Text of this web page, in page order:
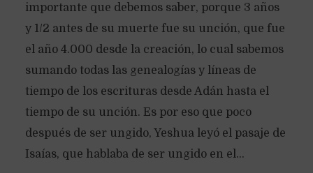
importante que debemos saber, porque 3 años
y 1/2 antes de su muerte fue su unción, que fue
el año 4.000 desde la creación, lo cual sabemos
sumando todas las genealogías y líneas de
tiempo de los escrituras desde Adán hasta el
tiempo de su unción. Es por eso que poco
después de ser ungido, Yeshua leyó el pasaje de
Isaías, que hablaba de ser ungido en el...